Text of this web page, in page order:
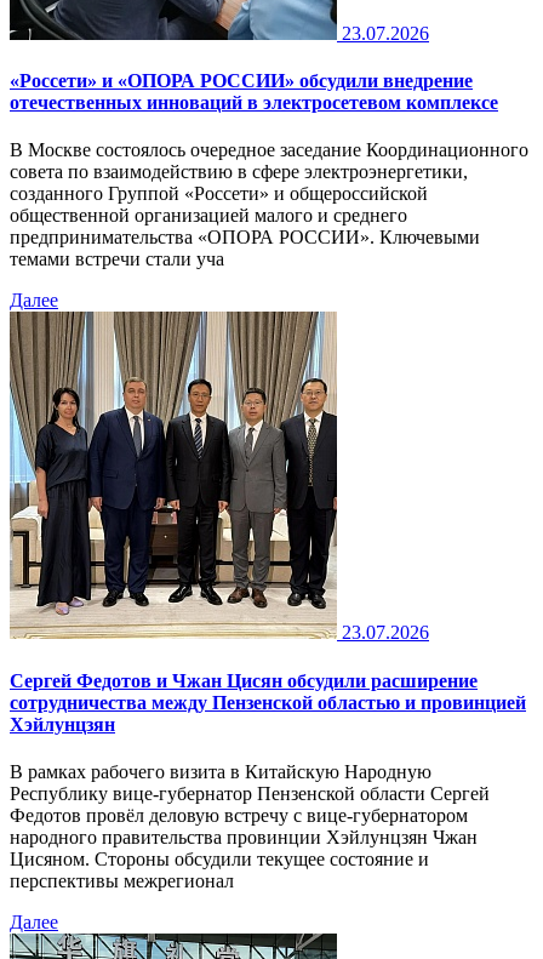
23.07.2026
«Россети» и «ОПОРА РОССИИ» обсудили внедрение
отечественных инноваций в электросетевом комплексе
В Москве состоялось очередное заседание Координационного
совета по взаимодействию в сфере электроэнергетики,
созданного Группой «Россети» и общероссийской
общественной организацией малого и среднего
предпринимательства «ОПОРА РОССИИ». Ключевыми
темами встречи стали уча
Далее
23.07.2026
Сергей Федотов и Чжан Цисян обсудили расширение
сотрудничества между Пензенской областью и провинцией
Хэйлунцзян
В рамках рабочего визита в Китайскую Народную
Республику вице-губернатор Пензенской области Сергей
Федотов провёл деловую встречу с вице-губернатором
народного правительства провинции Хэйлунцзян Чжан
Цисяном. Стороны обсудили текущее состояние и
перспективы межрегионал
Далее